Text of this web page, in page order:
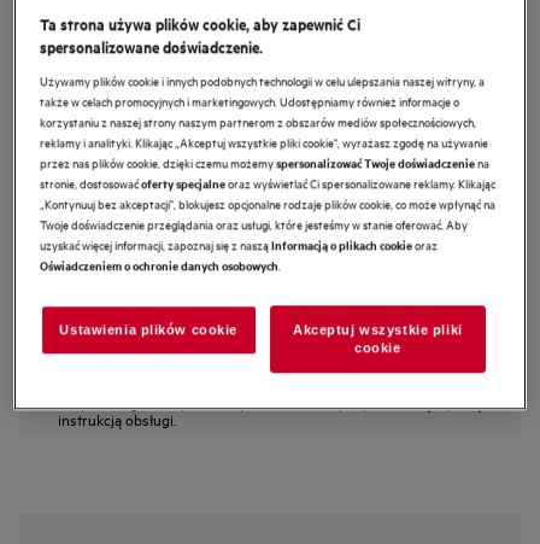
LFR83846OP
Pralka 8000 PowerCare
UniversalDose 8 kg
5 (6)
Karta informacyjna produktu
Cechy
Pralka 8000 PowerCare wstępnie miesza i aktywuje detergent.
PowerClean 59 min – skuteczne usuwanie* plam w mniej niż 1 godzinę.
UniversalDose pasuje do każdego rodzaju detergentu, w tym PODS®.
Instrukcje bezpieczeństwa i ostrzeżenia dotyczące
bezpieczeństwa zgodnie z rozporządzeniem UE 2023/988 są
instrukcją obsługi.
Ta strona używa plików cookie, aby zapewnić Ci
spersonalizowane doświadczenie.
Używamy plików cookie i innych podobnych technologii w celu ulepszania naszej witryny, a
także w celach promocyjnych i marketingowych. Udostępniamy również informacje o
korzystaniu z naszej strony naszym partnerom z obszarów mediów społecznościowych,
reklamy i analityki. Klikając „Akceptuj wszystkie pliki cookie", wyrażasz zgodę na używanie
przez nas plików cookie, dzięki czemu możemyspersonalizować Twoje doświadczeniena
stronie, dostosowaćoferty specjalneoraz wyświetlać Ci spersonalizowane reklamy. Klikając
„Kontynuuj bez akceptacji", blokujesz opcjonalne rodzaje plików cookie, co może wpłynąć na
Twoje doświadczenie przeglądania oraz usługi, które jesteśmy w stanie oferować. Aby
uzyskać więcej informacji, zapoznaj się z nasząInformacją o plikach cookieoraz
Oświadczeniem o ochronie danych osobowych.
Ustawienia plików cookie
Akceptuj wszystkie pliki
cookie